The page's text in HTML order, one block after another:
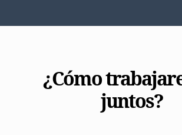
¿Cómo
juntos?